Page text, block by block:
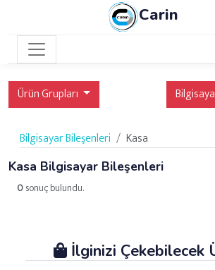
Carin
Ürün Grupları
Bilgisayar Bileşenleri Kasa
Kasa Bilgisayar Bileşenleri
0sonuç bulundu.
İlginizi Çekebilecek